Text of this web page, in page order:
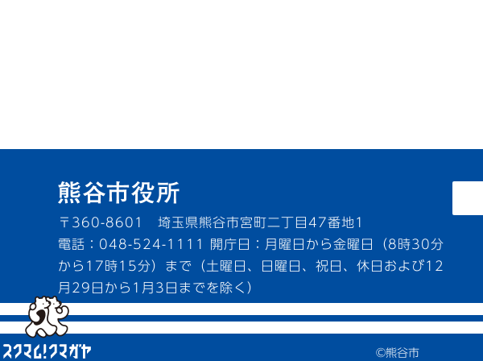
〒360-8601 埼玉県熊谷市宮町二丁目47番地1
電話：048-524-1111
開庁日：月曜日から金曜日（8時30分
から17時15分）まで（土曜日、日曜日、祝日、休日および12
月29日から1月3日までを除く）
©熊谷市